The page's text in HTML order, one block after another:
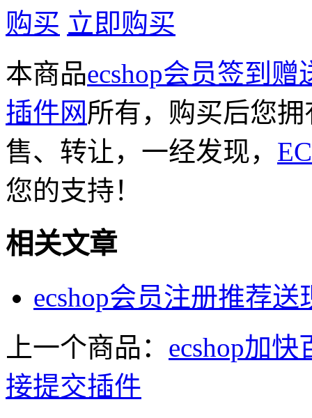
购买 立即购买
本商品ecshop会员签到
插件网所有，购买后您
售、转让，一经发现，
您的支持！
相关文章
ecshop会员注册推荐
上一个商品： ecshop加
接提交插件